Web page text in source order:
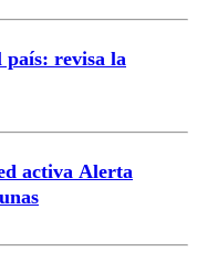
país: revisa la
activa Alerta